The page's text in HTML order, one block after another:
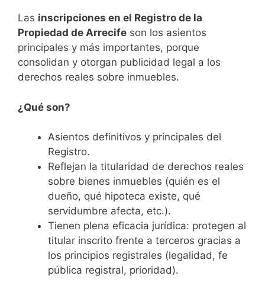
Las inscripciones en el Registro de la
Propiedad de Arrecife son los asientos
principales y más importantes, porque
consolidan y otorgan publicidad legal a los
derechos reales sobre inmuebles.
¿Qué son?
Asientos definitivos y principales del
Registro.
Reflejan la titularidad de derechos reales
sobre bienes inmuebles (quién es el
dueño, qué hipoteca existe, qué
servidumbre afecta, etc.).
Tienen plena eficacia jurídica: protegen al
titular inscrito frente a terceros gracias a
los principios registrales (legalidad, fe
pública registral, prioridad).